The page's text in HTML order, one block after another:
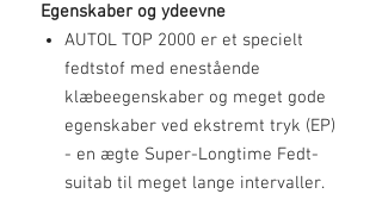
Egenskaber og ydeevne
AUTOL TOP 2000 er et specielt
fedtstof med enestående
klæbeegenskaber og meget gode
egenskaber ved ekstremt tryk (EP)
- en ægte Super-Longtime Fedt-
suitab til meget lange intervaller.